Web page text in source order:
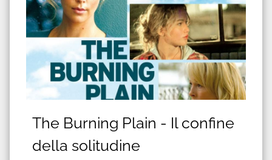
The Burning Plain - Il confine
della solitudine